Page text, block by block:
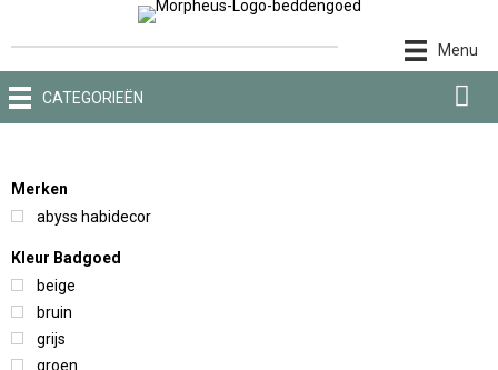
Menu
CATEGORIEËN
Merken
abyss habidecor
Kleur Badgoed
beige
bruin
grijs
groen